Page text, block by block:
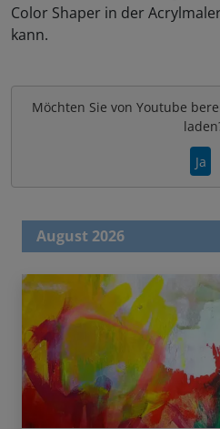
Color Shaper in der
kann.
Möchten Sie von Youtube
Ja
August 2026